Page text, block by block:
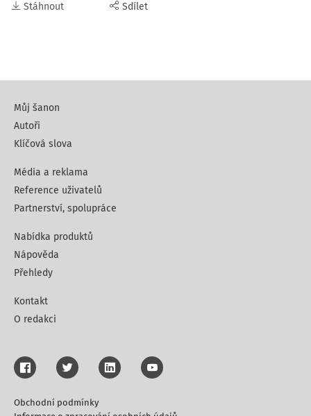
Stáhnout Sdílet
Můj šanon
Autoři
Klíčová slova
Média a reklama
Reference uživatelů
Partnerství, spolupráce
Nabídka produktů
Nápověda
Přehledy
Kontakt
O redakci
Obchodní podmínky